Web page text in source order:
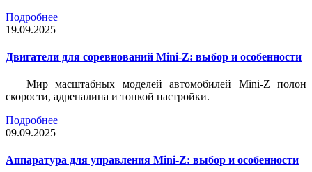
Подробнее
19.09.2025
Двигатели для соревнований Mini-Z: выбор и особенности
Мир масштабных моделей автомобилей Mini-Z полон
скорости, адреналина и тонкой настройки.
Подробнее
09.09.2025
Аппаратура для управления Mini-Z: выбор и особенности